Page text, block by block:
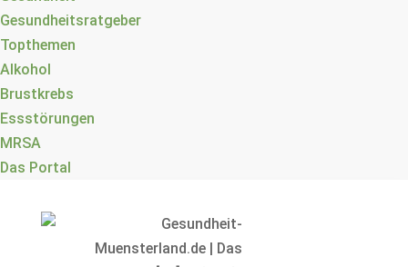
Gesundheitsratgeber
Topthemen
Alkohol
Brustkrebs
Essstörungen
MRSA
Das Portal